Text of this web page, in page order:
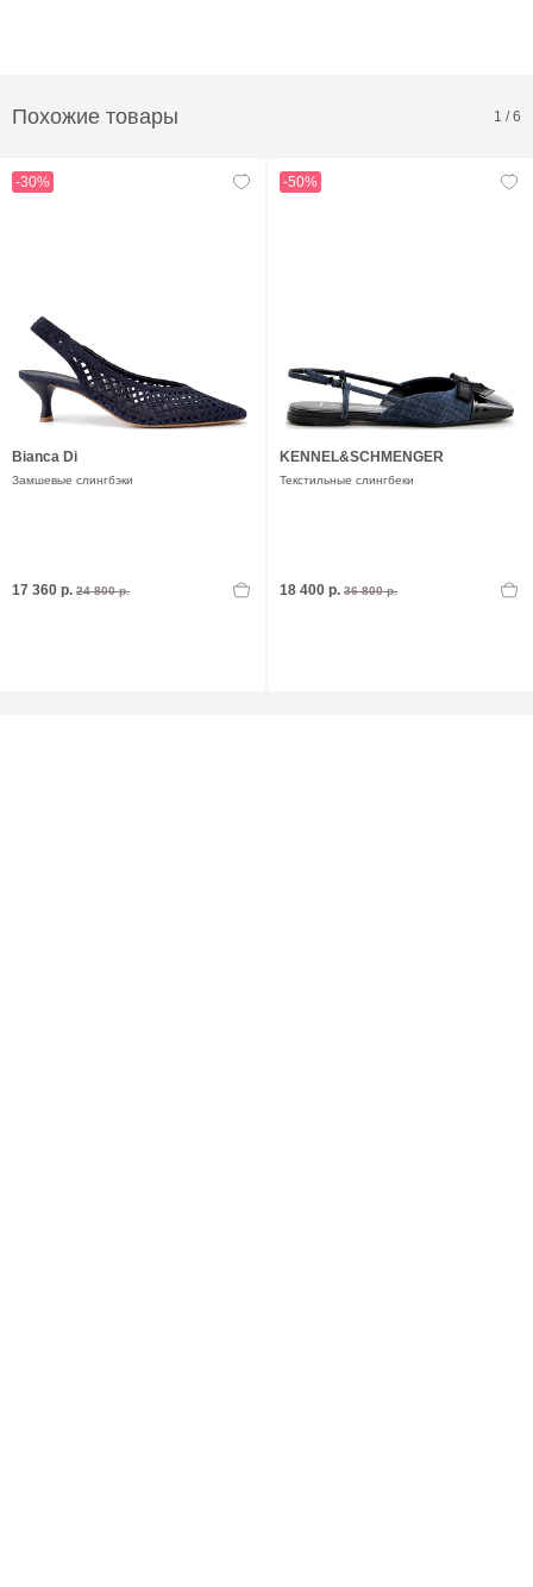
Похожие товары 1 /6
-30%
Bianca Di
Замшевые слингбэки
17 360 р. 24 800 р.
-50%
KENNEL&SCHMENGER
Текстильные слингбеки
18 400 р. 36 800 р.